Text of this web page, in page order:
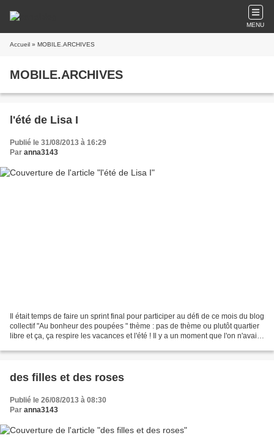
MENU
Accueil » MOBILE.ARCHIVES
MOBILE.ARCHIVES
l'été de Lisa I
Publié le 31/08/2013 à 16:29
Par anna3143
Il était temps de faire un sprint final pour participer au défi de ce mois du blog
collectif "Au bonheur des poupées " thème : pas de thème ou plutôt quartier
libre et ça, ça respire les vacances et l'été ! Il y a un moment que l'on n'avait
des filles et des roses
Publié le 26/08/2013 à 08:30
Par anna3143